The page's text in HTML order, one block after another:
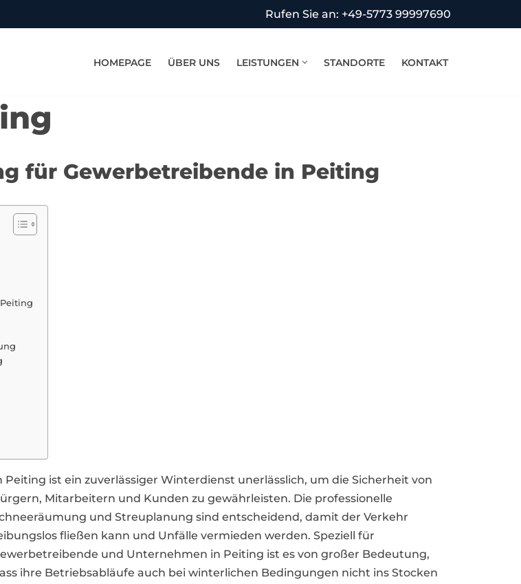
Rufen Sie an: +49-5773 99997690
HOMEPAGE ÜBER UNS LEISTUNGEN STANDORTE KONTAKT
für Gewerbetreibende in Peiting
Peiting ist ein zuverlässiger Winterdienst unerlässlich, um die Sicherheit von
Mitarbeitern und Kunden zu gewährleisten. Die professionelle
und Streuplanung sind entscheidend, damit der Verkehr
fließen kann und Unfälle vermieden werden. Speziell für
und Unternehmen in Peiting ist es von großer Bedeutung,
ihre Betriebsabläufe auch bei winterlichen Bedingungen nicht ins Stocken